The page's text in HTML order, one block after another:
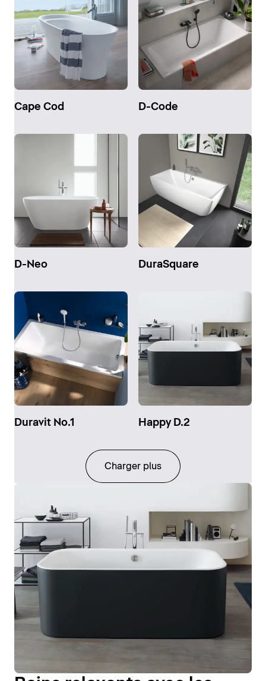
Cape Cod D-Code
D-Neo DuraSquare
Duravit No.1 Happy D.2
Charger plus